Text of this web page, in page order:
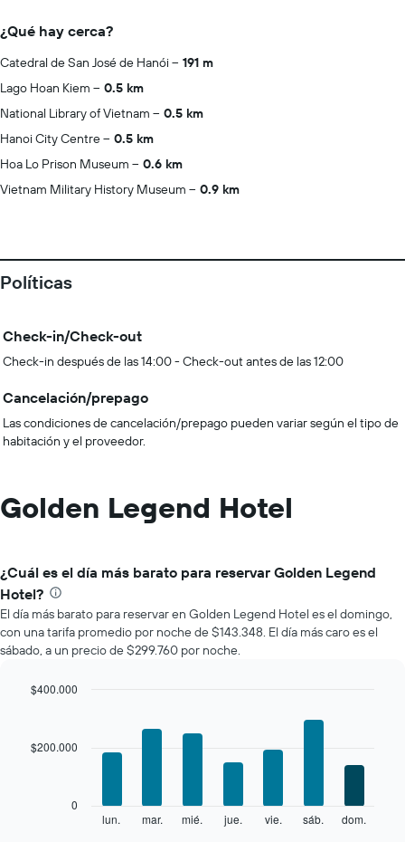
¿Qué hay cerca?
Catedral de San José de Hanói
191 m
Lago Hoan Kiem
0.5 km
National Library of Vietnam
0.5 km
Hanoi City Centre
0.5 km
Hoa Lo Prison Museum
0.6 km
Vietnam Military History Museum
0.9 km
Políticas
Check-in/Check-out
Check-in después de las 14:00 - Check-out antes de las 12:00
Cancelación/prepago
Las condiciones de cancelación/prepago pueden variar según el tipo de
habitación y el proveedor.
Golden Legend Hotel
¿Cuál es el día más barato para reservar Golden Legend
Hotel?
El día más barato para reservar en Golden Legend Hotel es el domingo,
con una tarifa promedio por noche de $143.348. El día más caro es el
sábado, a un precio de $299.760 por noche.
lun. mar. mié. jue. vie. sáb. dom.
0
$200.000
$400.000